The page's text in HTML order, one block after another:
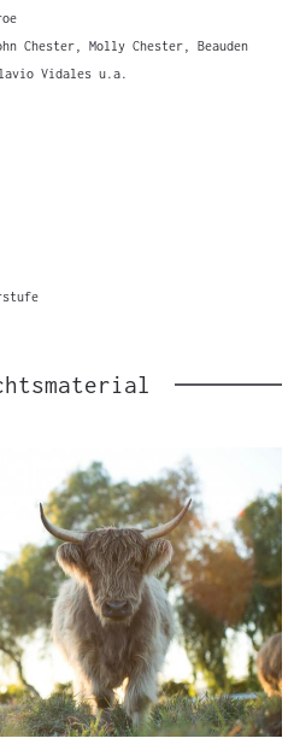
Chester, Molly Chester, Beauden
Vidales u.a.